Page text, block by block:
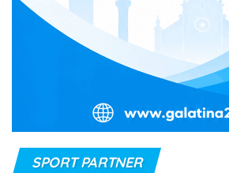
SPORT PARTNER